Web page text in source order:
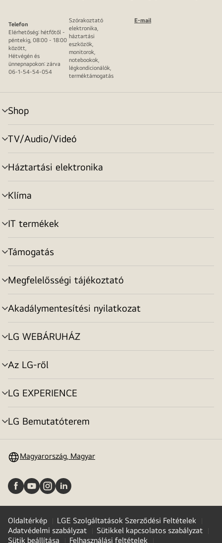
Telefon
Elérhetőség: hétfőtől -
péntekig, 08:00 - 18:00
között,
Hétvégén és
ünnepnapokon: zárva
06-1-54-54-054
Szórakoztató
elektronika,
háztartási
eszközök,
monitorok,
notebookok,
légkondicionálók,
terméktámogatás
E-mail
Shop
menu
toggle
TV/Audio/Videó
menu
toggle
Háztartási elektronika
menu
toggle
Klíma
menu
toggle
IT termékek
menu
toggle
Támogatás
menu
toggle
Megfelelősségi tájékoztató
menu
toggle
Akadálymentesítési nyilatkozat
menu
toggle
LG WEBÁRUHÁZ
menu
toggle
Az LG-ről
menu
toggle
LG EXPERIENCE
menu
toggle
LG Bemutatóterem
menu
Magyarország, Magyar
Oldaltérkép
LGE Szolgáltatások Szerződési Feltételek
Adatvédelmi szabályzat
Sütikkel kapcsolatos szabályzat
Sütik beállítása
Felhasználási feltételek